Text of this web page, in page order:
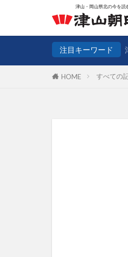
注目キーワード
HOME すべての